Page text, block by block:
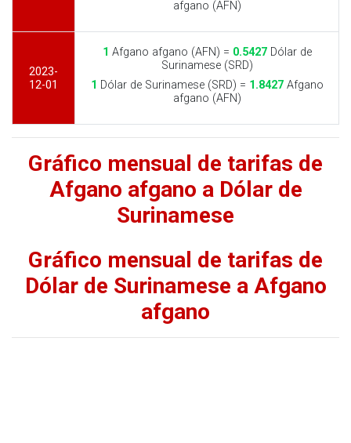
afgano (AFN)
2023-
12-01
1 Afgano afgano (AFN) = 0.5427Dólar de
Surinamese (SRD)
1 Dólar de Surinamese (SRD) = 1.8427Afgano
afgano (AFN)
Gráfico mensual de tarifas de
Afgano afgano a Dólar de
Surinamese
Gráfico mensual de tarifas de
Dólar de Surinamese a Afgano
afgano